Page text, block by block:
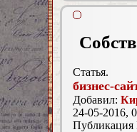
Статья.
бизнес-
Добавил:
24-05-2016,